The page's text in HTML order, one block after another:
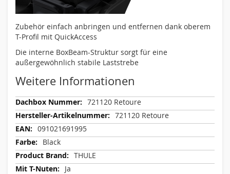
Zubehör einfach anbringen und entfernen dank oberem
T-Profil mit QuickAccess
Die interne BoxBeam-Struktur sorgt für eine
außergewöhnlich stabile Laststrebe
Weitere Informationen
Weitere
Informationen
721120 Retoure
721120 Retoure
091021691995
Black
THULE
Ja